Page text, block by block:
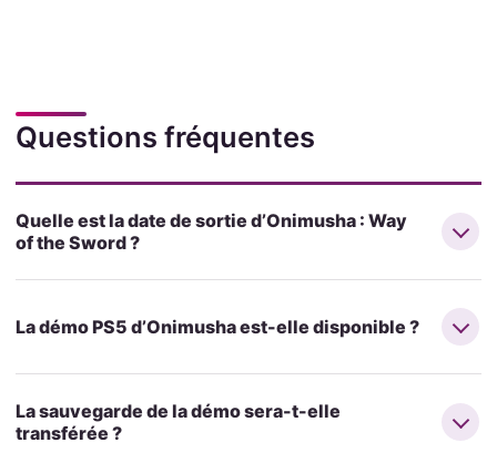
Questions fréquentes
Quelle est la date de sortie d’Onimusha : Way
of the Sword ?
La démo PS5 d’Onimusha est-elle disponible ?
La sauvegarde de la démo sera-t-elle
transférée ?